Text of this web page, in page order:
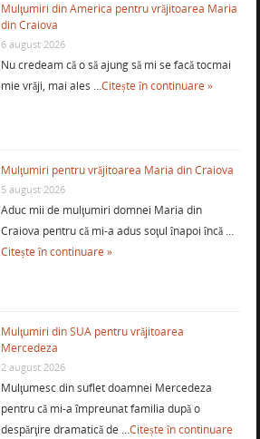
Mulţumiri din America pentru vrăjitoarea Maria
din Craiova
6 august 2026
Nu credeam că o să ajung să mi se facă tocmai
mie vrăji, mai ales …Citește în continuare »
Mulţumiri pentru vrăjitoarea Maria din Craiova
5 august 2026
Aduc mii de mulţumiri domnei Maria din
Craiova pentru că mi-a adus soţul înapoi încă …
Citește în continuare »
Mulţumiri din SUA pentru vrăjitoarea
Mercedeza
2 august 2026
Mulţumesc din suflet doamnei Mercedeza
pentru că mi-a împreunat familia după o
despărţire dramatică de …Citește în continuare